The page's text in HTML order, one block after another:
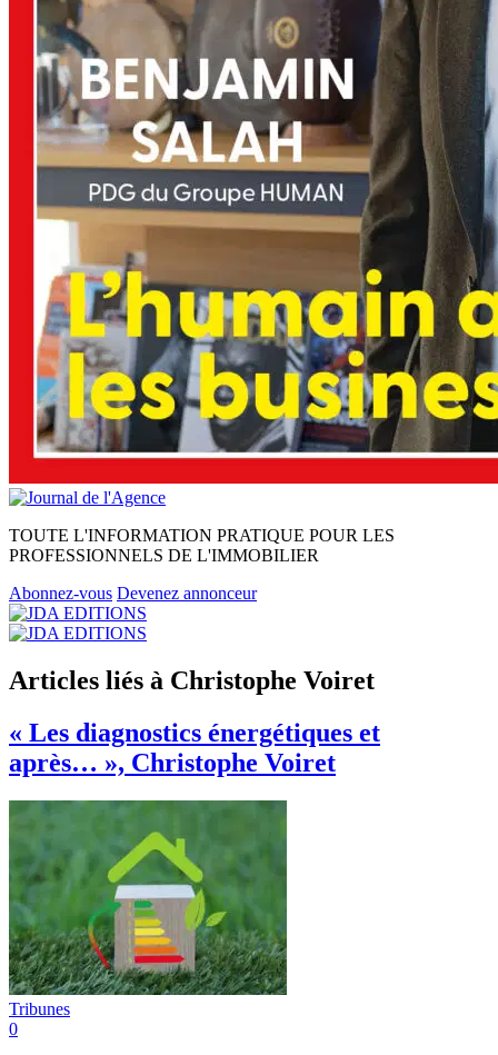
TOUTE L'INFORMATION PRATIQUE POUR LES
PROFESSIONNELS DE L'IMMOBILIER
Abonnez-vous Devenez annonceur
Articles liés à Christophe Voiret
« Les diagnostics énergétiques et
après… », Christophe Voiret
Tribunes
0